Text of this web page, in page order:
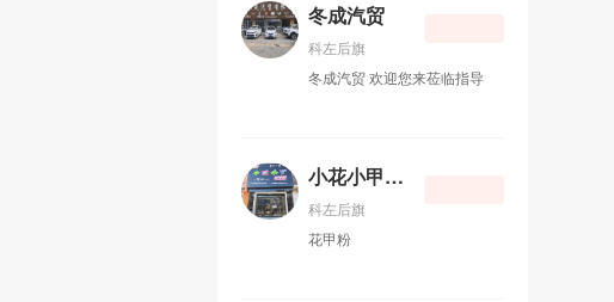
族文化元素打造最时尚、最新
一项工程 “精美设计、精心施
工”的原则，创造着一个又一个
饰设计、施工和园林雕塑、壁
画制作以及民族特色工艺品设
趋，可以用相对较低的成本获
得专业的财务服务，规避税务
风险。金诚会计服务公司期待
冬成汽贸
科左后旗
冬成汽贸 欢迎您来莅临指导
小花小甲花甲粉
科左后旗
花甲粉